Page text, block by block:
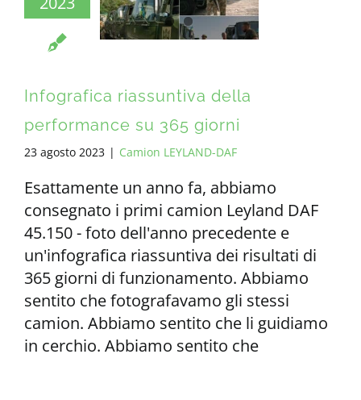
TUTTI I REQUISITI
Infografica riassuntiva della
performance su 365 giorni
23 agosto 2023 | Camion LEYLAND-DAF
Esattamente un anno fa, abbiamo
consegnato i primi camion Leyland DAF
45.150 - foto dell'anno precedente e
un'infografica riassuntiva dei risultati di
365 giorni di funzionamento. Abbiamo
sentito che fotografavamo gli stessi
camion. Abbiamo sentito che li guidiamo
in cerchio. Abbiamo sentito che